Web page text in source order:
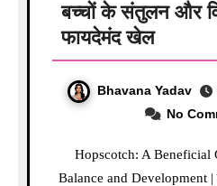
बच्चों के संतुलन और
फायदेमंद खेल
Bhavana Yadav
No
Hopscotch: A Beneficial Game for Children’s
Balance and Development